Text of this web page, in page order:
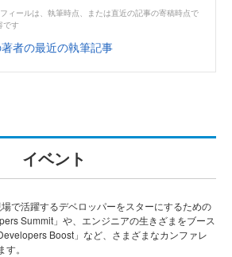
ィールは、執筆時点、または直近の記事の寄稿時点で
です
者の最近の執筆記事
イベント
で活躍するデベロッパーをスターにするための
Summit」や、エンジニアの生きざまをブース
Boost」など、さまざまなカンファレ
。